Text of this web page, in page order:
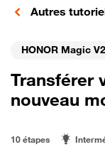
Autres
HONOR Magic
Transférer
nouveau
10 étapes